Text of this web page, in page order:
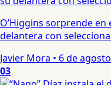
O’Higgins sorprende
delantera con
Javier Mora • 6 de
03